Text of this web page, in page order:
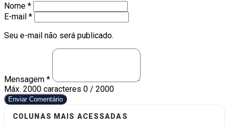
Nome *
E-mail *
Seu e-mail não será publicado.
Mensagem *
Máx. 2000 caracteres 0 / 2000
Enviar Comentário
COLUNAS MAIS ACESSADAS